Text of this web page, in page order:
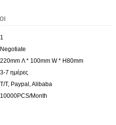
1
Negotiate
220mm Λ * 100mm W * H80mm
3-7 ημέρες
T/T, Paypal, Alibaba
10000PCS/Month